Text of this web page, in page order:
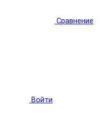
Сравнение
Войти